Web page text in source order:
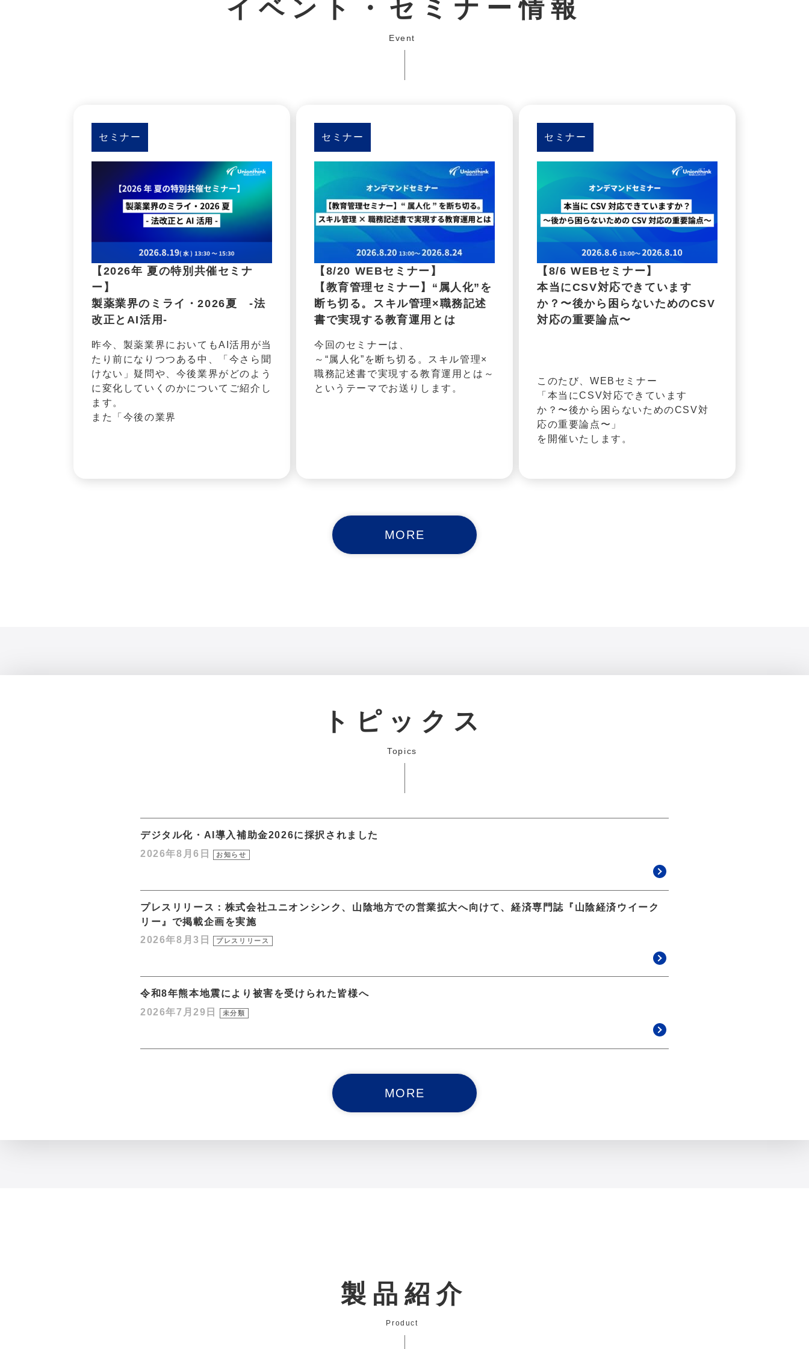
イベント・セミナー情報
Event
セミナー
【2026年 夏の特別共催セミナ
ー】
製薬業界のミライ・2026夏 -法
改正とAI活用-
昨今、製薬業界においてもAI活用が当
たり前になりつつある中、「今さら聞
けない」疑問や、今後業界がどのよう
に変化していくのかについてご紹介し
ます。
また「今後の業界
セミナー
【8/20 WEBセミナー】
【教育管理セミナー】“属人化”を
断ち切る。スキル管理×職務記述
書で実現する教育運用とは
今回のセミナーは、
～“属人化”を断ち切る。スキル管理×
職務記述書で実現する教育運用とは～
というテーマでお送りします。
セミナー
【8/6 WEBセミナー】
本当にCSV対応できています
か？〜後から困らないためのCSV
対応の重要論点〜
このたび、WEBセミナー
「本当にCSV対応できています
か？〜後から困らないためのCSV対
応の重要論点〜」
を開催いたします。
MORE
トピックス
Topics
デジタル化・AI導入補助金2026に採択されました
2026年8月6日
お知らせ
プレスリリース：株式会社ユニオンシンク、山陰地方での営業拡大へ向けて、経済専門誌『山陰経済ウイーク
リー』で掲載企画を実施
2026年8月3日
プレスリリース
令和8年熊本地震により被害を受けられた皆様へ
2026年7月29日
未分類
MORE
製品紹介
Product